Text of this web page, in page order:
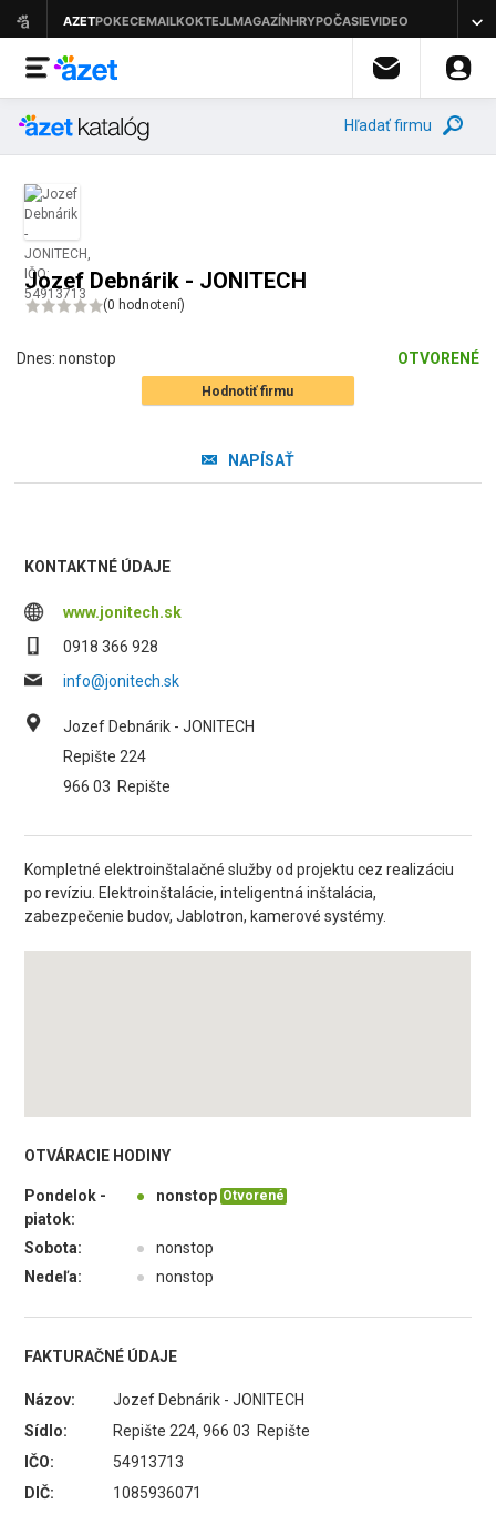
Hľadať firmu
Jozef Debnárik - JONITECH
(0 hodnotení)
Dnes: nonstop OTVORENÉ
Hodnotiť firmu
NAPÍSAŤ
KONTAKTNÉ ÚDAJE
www.jonitech.sk
0918 366 928
info@jonitech.sk
Jozef Debnárik - JONITECH
Repište 224
966 03 Repište
Kompletné elektroinštalačné služby od projektu cez realizáciu
po revíziu. Elektroinštalácie, inteligentná inštalácia,
zabezpečenie budov, Jablotron, kamerové systémy.
OTVÁRACIE HODINY
Pondelok -
piatok:
● nonstop Otvorené
Sobota: ●
nonstop
Nedeľa:
● nonstop
FAKTURAČNÉ ÚDAJE
Názov:
Jozef Debnárik - JONITECH
Sídlo:
Repište 224, 966 03 Repište
IČO:
54913713
DIČ:
1085936071